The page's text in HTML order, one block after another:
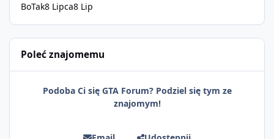
BoTak8 Lipca8 Lip
Poleć znajomemu
Podoba Ci się GTA Forum? Podziel się tym ze
znajomym!